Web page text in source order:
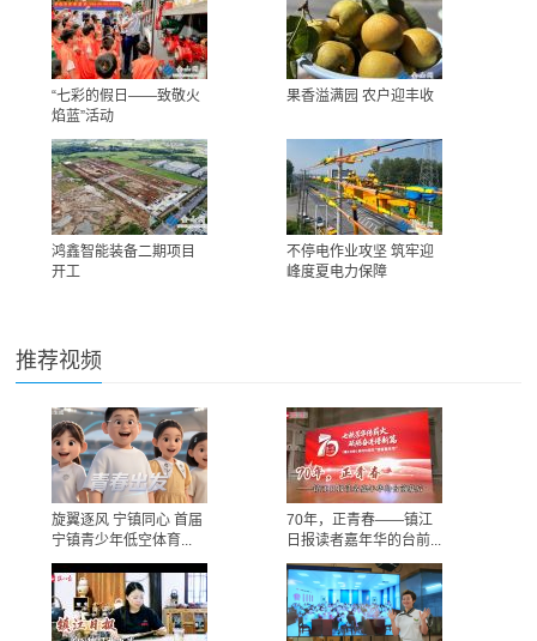
“七彩的假日——致敬火
焰蓝”活动
果香溢满园 农户迎丰收
鸿鑫智能装备二期项目
开工
不停电作业攻坚 筑牢迎
峰度夏电力保障
推荐视频
旋翼逐风 宁镇同心 首届
宁镇青少年低空体育...
70年，正青春——镇江
日报读者嘉年华的台前...